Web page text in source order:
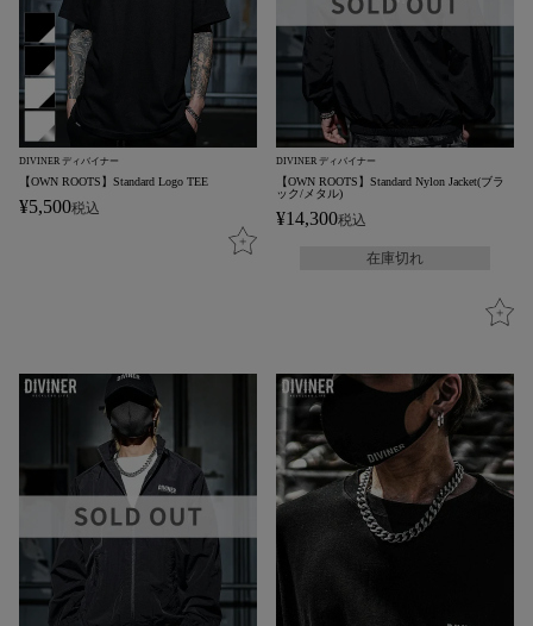
DIVINER ディバイナー
【OWN ROOTS】Standard Logo TEE
¥5,500税込
DIVINER ディバイナー
【OWN ROOTS】Standard Nylon Jacket(ブラ
ック/メタル)
¥14,300税込
在庫切れ